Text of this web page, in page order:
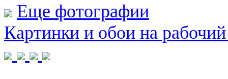
Еще фотографии
Картинки и обои на